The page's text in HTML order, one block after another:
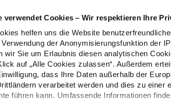
verwendet Cookies – Wir respektieren Ihre
helfen uns die Website
der Anonymisierungsfunktion der
wir Sie um Erlaubnis diesen analytischen
auf „Alle Cookies zulassen“. Außerdem
dass Ihre Daten außerhalb der
verarbeitet werden und dies zu einer
führen kann. Umfassende Informationen